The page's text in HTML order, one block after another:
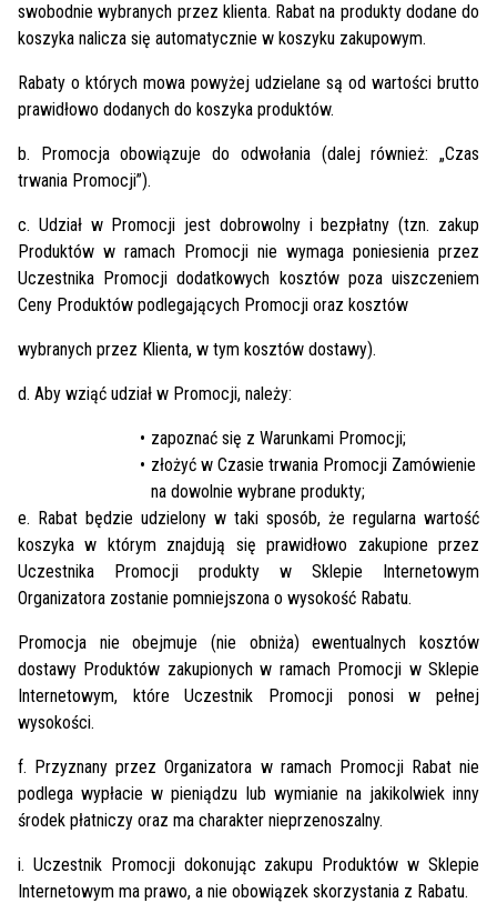
swobodnie wybranych przez klienta. Rabat na produkty dodane do
koszyka nalicza się automatycznie w koszyku zakupowym.
Rabaty o których mowa powyżej udzielane są od wartości brutto
prawidłowo dodanych do koszyka produktów.
b. Promocja obowiązuje do odwołania (dalej również: „Czas
trwania Promocji”).
c. Udział w Promocji jest dobrowolny i bezpłatny (tzn. zakup
Produktów w ramach Promocji nie wymaga poniesienia przez
Uczestnika Promocji dodatkowych kosztów poza uiszczeniem
Ceny Produktów podlegających Promocji oraz kosztów
wybranych przez Klienta, w tym kosztów dostawy).
d. Aby wziąć udział w Promocji, należy:
zapoznać się z Warunkami Promocji;
złożyć w Czasie trwania Promocji Zamówienie
na dowolnie wybrane produkty;
e. Rabat będzie udzielony w taki sposób, że regularna wartość
koszyka w którym znajdują się prawidłowo zakupione przez
Uczestnika Promocji produkty w Sklepie Internetowym
Organizatora zostanie pomniejszona o wysokość Rabatu.
Promocja nie obejmuje (nie obniża) ewentualnych kosztów
dostawy Produktów zakupionych w ramach Promocji w Sklepie
Internetowym, które Uczestnik Promocji ponosi w pełnej
wysokości.
f. Przyznany przez Organizatora w ramach Promocji Rabat nie
podlega wypłacie w pieniądzu lub wymianie na jakikolwiek inny
środek płatniczy oraz ma charakter nieprzenoszalny.
i. Uczestnik Promocji dokonując zakupu Produktów w Sklepie
Internetowym ma prawo, a nie obowiązek skorzystania z Rabatu.